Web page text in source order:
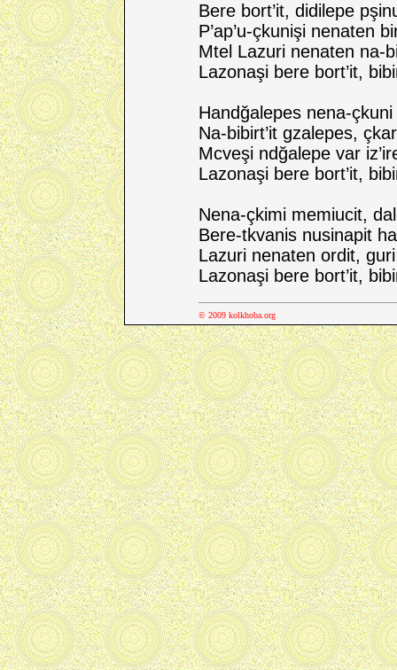
Bere bort’it, didilepe
P’ap’u-çkunişi nenaten
Mtel Lazuri nenaten na-
Lazonaşi bere bort’it,
Handğalepes nena-çkuni
Na-bibirt’it gzalepes,
Mcveşi ndğalepe var
Lazonaşi bere bort’it,
Nena-çkimi memiucit,
Bere-tkvanis nusinapit
Lazuri nenaten ordit, guri
Lazonaşi bere bort’it,
© 2009 kolkhoba.org